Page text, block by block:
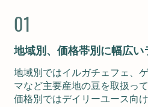
01
地域別、価格帯別に幅広
地域別ではイルガチェフェ、
マなど主要産地の豆を取扱って
価格別ではデイリーユース向